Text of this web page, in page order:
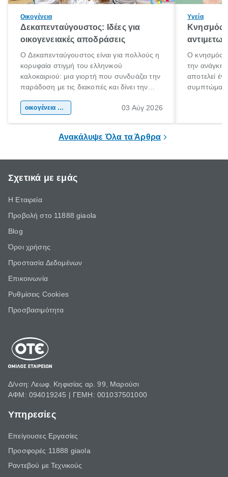
Οικογένεια
Δεκαπενταύγουστος: Ιδέες για
οικογενειακές αποδράσεις
Ο Δεκαπενταύγουστος είναι για πολλούς η
κορυφαία στιγμή του ελληνικού
καλοκαιριού: μια γιορτή που συνδυάζει την
παράδοση με τις διακοπές και δίνει την
χώρας. Είτε πρόκειται για λίγες μέρες
οικογένεια & παιδί 03 Αύγ 2026
Υγεία
Κνησμός:
Ο κνησμός
την ανάγκη
αποτελεί
Ανακάλυψε Όλα τα Άρθρα
Σχετικά με εμάς
Η Εταιρεία
Προβολή στο 11888 giaola
Blog
Όροι χρήσης
Προστασία Δεδομένων
Επικοινωνία
Ρυθμίσεις Cookies
Προσβασιμότητα
Δ/νση: Λεωφ. Κηφισίας αρ. 99, Μαρούσι
ΑΦΜ: 094019245 | ΓΕΜΗ: 001037501000
Υπηρεσίες
Επείγουσες Εργασίες
Προσφορές 11888 giaola
Ραντεβού με Τεχνικούς